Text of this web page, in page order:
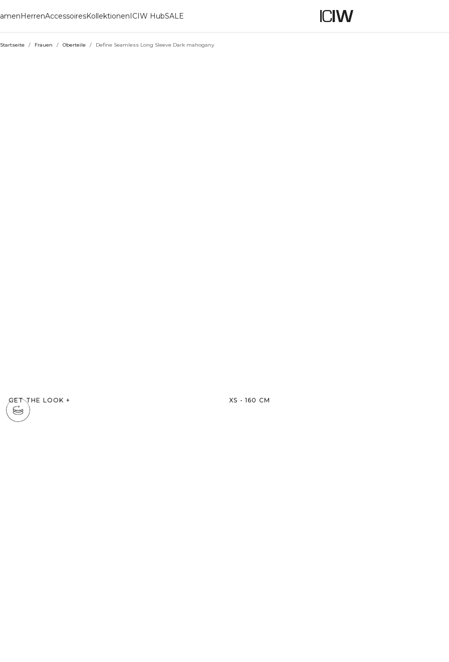
HerrenAccessoiresKollektionenICIW HubSALE
Startseite / Frauen / Oberteile / Define Seamless Long Sleeve Dark mahogany
GET THE LOOK + XS - 160 CM